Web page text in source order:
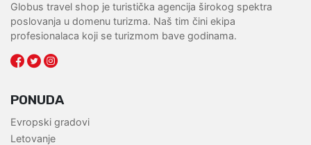
Globus travel shop je turistička agencija širokog spektra
poslovanja u domenu turizma. Naš tim čini ekipa
profesionalaca koji se turizmom bave godinama.
PONUDA
Evropski gradovi
Letovanje